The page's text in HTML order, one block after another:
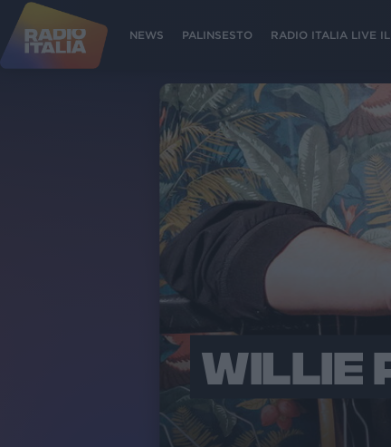
NEWS PALINSESTO RADIO ITALIA LIVE
WILLIE